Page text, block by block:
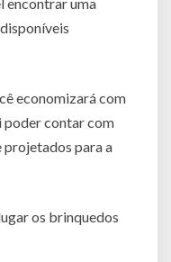
economizará com
poder contar com
projetados para a
os brinquedos